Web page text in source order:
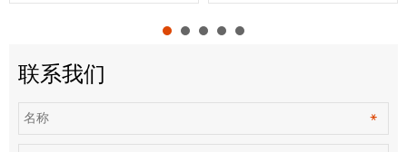
线，增益 30dbi，
SMA/IPEX 连接器 XMR-
天线增益 30dbi VSWR≤1.5 .
IPEX 连接器 XMR-G015
联系我们